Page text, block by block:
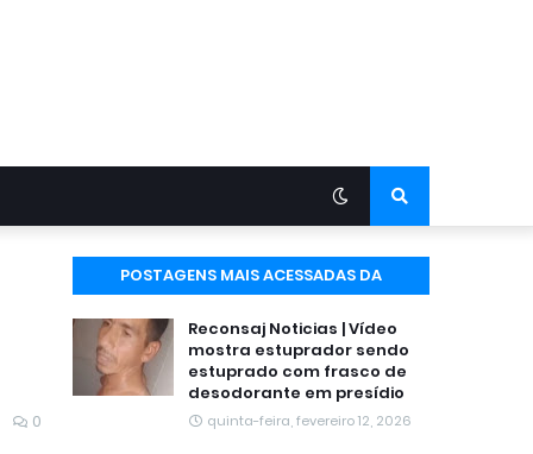
0
POSTAGENS MAIS ACESSADAS DA
Reconsaj Noticias | Vídeo
mostra estuprador sendo
estuprado com frasco de
desodorante em presídio
quinta-feira, fevereiro 12, 2026